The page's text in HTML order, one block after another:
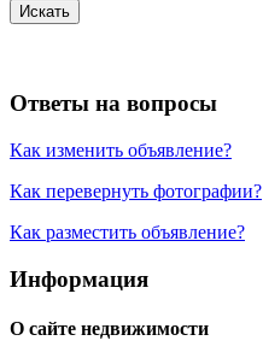
Искать
Ответы на вопросы
Как изменить объявление?
Как перевернуть фотографии?
Как разместить объявление?
Информация
О сайте недвижимости